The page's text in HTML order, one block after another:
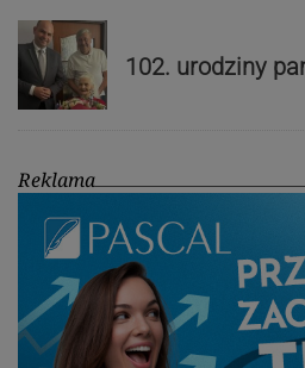
102. urodziny
Reklama